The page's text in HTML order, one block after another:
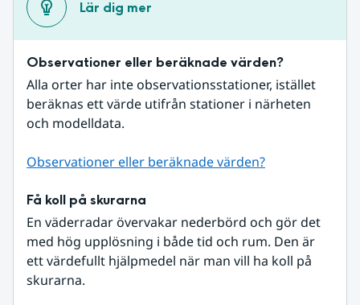
Lär dig mer
Observationer eller beräknade värden?
Alla orter har inte observationsstationer, istället
beräknas ett värde utifrån stationer i närheten
och modelldata.
Observationer eller beräknade värden?
Få koll på skurarna
En väderradar övervakar nederbörd och gör det
med hög upplösning i både tid och rum. Den är
ett värdefullt hjälpmedel när man vill ha koll på
skurarna.